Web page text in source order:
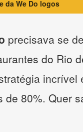
da We Do logos
precisava se
do Rio
incrível
de 80%. Quer